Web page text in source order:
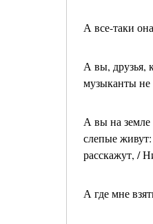
А все-таки
А вы, друзья,
музыканты не
А вы на
слепые
расскажут, /
А где мне